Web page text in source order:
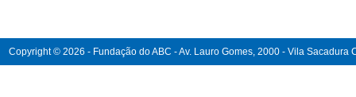
Copyright © 2026 - Fundação do ABC - Av. Lauro Gomes, 2000 - Vila